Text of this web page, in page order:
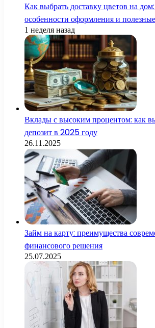
Как выбрать доставку цветов на
особенности оформления и
1 неделя назад
Вклады с высоким процентом: как
депозит в 2025 году
26.11.2025
Займ на карту: преимущества
финансового решения
25.07.2025